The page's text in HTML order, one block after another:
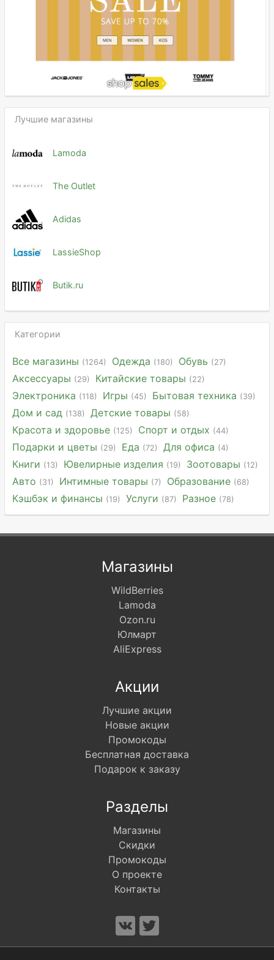
Лучшие магазины
Lamoda
The Outlet
Adidas
LassieShop
Butik.ru
Категории
Все магазины (1264) Одежда (180) Обувь (27)
Аксессуары (29) Китайские товары (22)
Электроника (118) Игры (45) Бытовая техника (39)
Дом и сад (138) Детские товары (58)
Красота и здоровье (125) Спорт и отдых (44)
Подарки и цветы (29) Еда (72) Для офиса (4)
Книги (13) Ювелирные изделия (19) Зоотовары (12)
Авто (31) Интимные товары (7) Образование (68)
Кэшбэк и финансы (19) Услуги (87) Разное (78)
Магазины
WildBerries
Lamoda
Ozon.ru
Юлмарт
AliExpress
Акции
Лучшие акции
Новые акции
Промокоды
Бесплатная доставка
Подарок к заказу
Разделы
Магазины
Скидки
Промокоды
О проекте
Контакты